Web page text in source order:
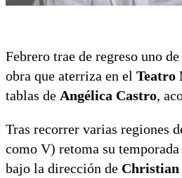
Febrero trae de regreso uno
obra que aterriza en el Teatro
tablas de Angélica Castro,
Tras recorrer varias regiones
como V) retoma su
bajo la dirección de